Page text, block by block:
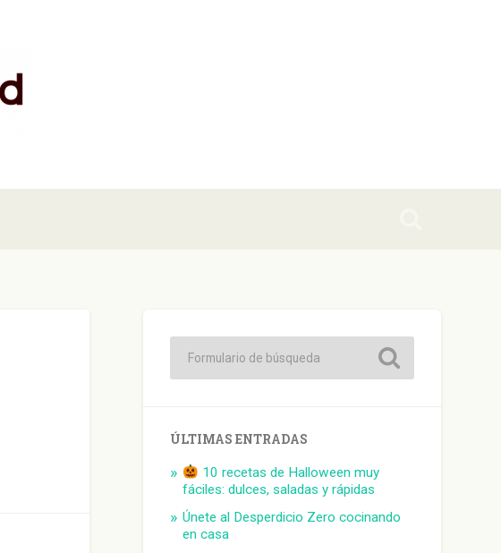
ÚLTIMAS ENTRADAS
10 recetas de Halloween muy
fáciles: dulces, saladas y rápidas
Únete al Desperdicio Zero cocinando
en casa